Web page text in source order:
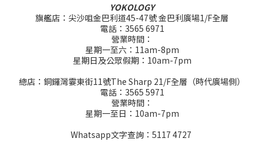
YOKOLOGY
旗艦店：尖沙咀金巴利道45-47號 金巴利廣場1/F全層
電話：3565 6971
營業時間：
星期一至六：11am-8pm
星期日及公眾假期：10am-7pm
總店：銅鑼灣霎東街11號The Sharp 21/F全層（時代廣場側）
電話：3565 5971
營業時間：
星期一至日：10am-7pm
Whatsapp文字查詢：5117 4727